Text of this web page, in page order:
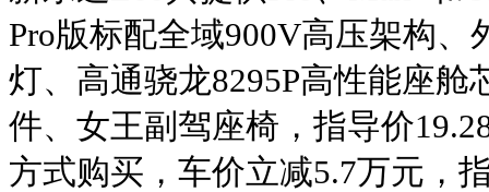
Pro版标配全域900V高压架构
灯、高通骁龙8295P高性能座舱
件、女王副驾座椅，指导价
方式购买，车价立减5.7万元，